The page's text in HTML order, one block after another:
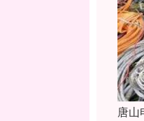
唐山